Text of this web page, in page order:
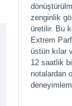
zenginlik
üretilir. Bu
Extrem
üstün kılar
12 saatlik
notalardan